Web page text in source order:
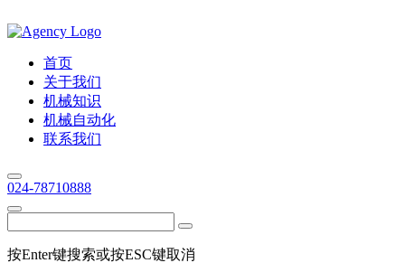
首页
关于我们
机械知识
机械自动化
联系我们
024-78710888
按Enter键搜索或按ESC键取消